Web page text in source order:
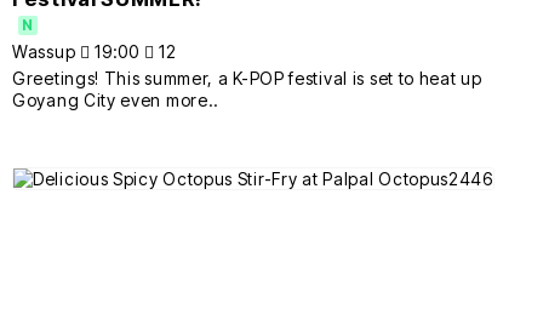
N
Wassup 19:00
12
Greetings! This summer, a K-POP festival is set to heat up
Goyang City even more..